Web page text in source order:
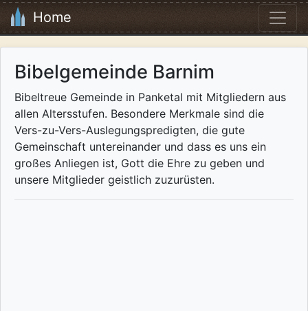
Home
Bibelgemeinde Barnim
Bibeltreue Gemeinde in Panketal mit Mitgliedern aus
allen Altersstufen. Besondere Merkmale sind die
Vers-zu-Vers-Auslegungspredigten, die gute
Gemeinschaft untereinander und dass es uns ein
großes Anliegen ist, Gott die Ehre zu geben und
unsere Mitglieder geistlich zuzurüsten.